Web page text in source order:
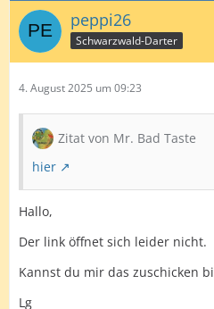
peppi26
Schwarzwald-Darter
4. August 2025 um 09:23
Zitat von Mr. Bad Taste
hier
Hallo,
Der link öffnet sich leider nicht.
Kannst du mir das zuschicken
Lg